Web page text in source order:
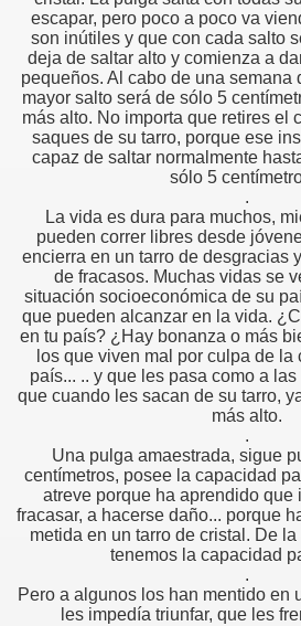
escapar, pero poco a poco va
son inútiles y que con cada salto
deja de saltar alto y comienza a
pequeños. Al cabo de una semana
mayor salto será de sólo 5
más alto. No importa que retires el
saques de su tarro, porque ese
capaz de saltar normalmente
sólo 5
.
La vida es dura para muchos,
pueden correr libres desde
encierra en un tarro de desgracias
de fracasos. Muchas vidas se
situación socioeconómica de su
que pueden alcanzar en la vida.
en tu país? ¿Hay bonanza o más
los que viven mal por culpa de la
país... .. y que les pasa como a
que cuando les sacan de su tarro,
más alto.
.
Una pulga amaestrada, sigue
centímetros, posee la capacidad
atreve porque ha aprendido que
fracasar, a hacerse daño... porque
metida en un tarro de cristal. De
tenemos la capacidad
.
Pero a algunos los han mentido en
les impedía triunfar, que les
un Perdedor
y un elefante?
vida